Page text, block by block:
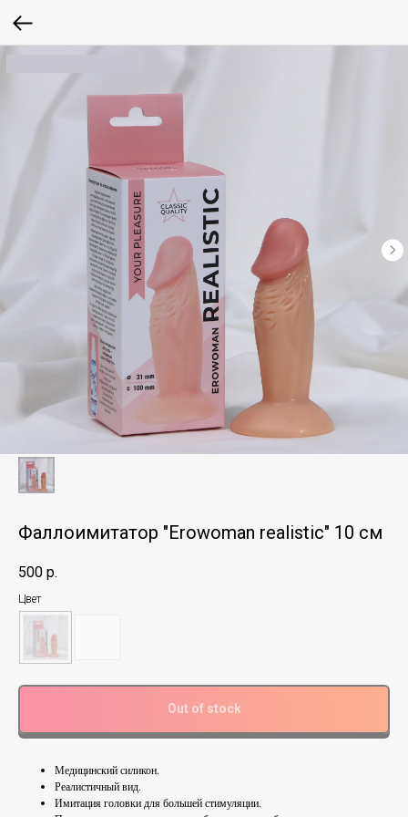
Фаллоимитатор "Erowoman realistic" 10 см
500 р.
Цвет
Out of stock
Медицинский силикон.
Реалистичный вид.
Имитация головки для большей стимуляции.